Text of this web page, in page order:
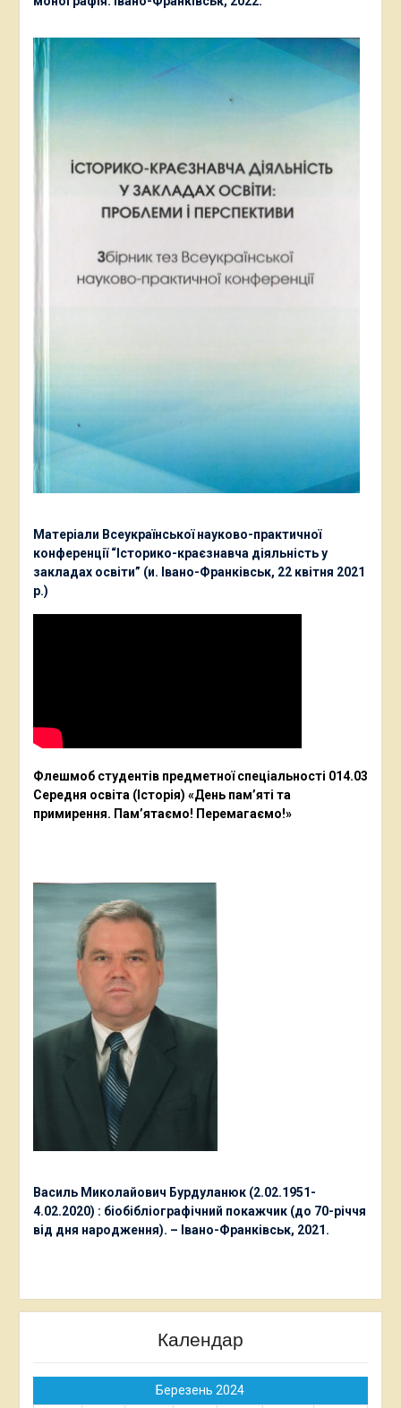
Матеріали Всеукраїнської науково-практичної
конференції “Історико-краєзнавча діяльність у
закладах освіти” (и. Івано-Франківськ, 22 квітня 2021
р.)
Флешмоб студентів предметної спеціальності 014.03
Середня освіта (Історія) «День пам’яті та
примирення. Пам’ятаємо! Перемагаємо!»
Василь Миколайович Бурдуланюк (2.02.1951-
4.02.2020) : біобібліографічний покажчик (до 70-річчя
від дня народження). – Івано-Франківськ, 2021.
Календар
Березень 2024